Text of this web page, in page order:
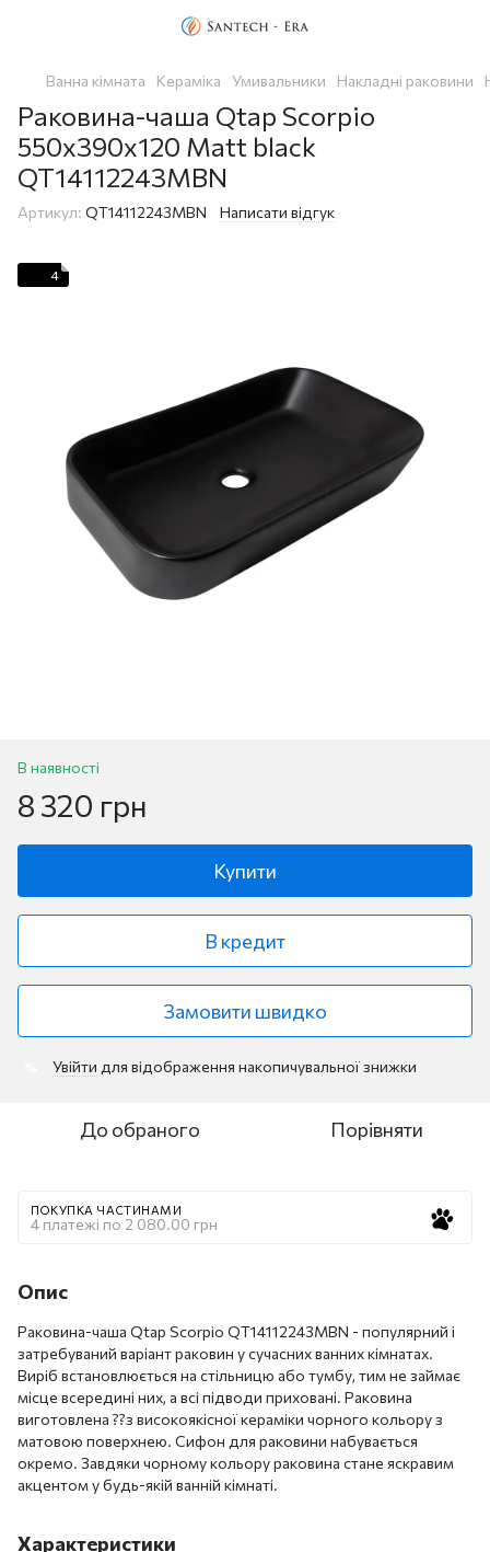
Ванна кімната Кераміка Умивальники Накладні раковини
Раковина-чаша Qtap Scorpio
550х390х120 Matt black
QT14112243MBN
Артикул: QT14112243MBN Написати відгук
4
В наявності
8 320 грн
Купити
В кредит
Замовити швидко
Увійти для відображення накопичувальної знижки
До обраного Порівняти
ПОКУПКА ЧАСТИНАМИ
4 платежі по 2 080.00 грн
Опис
Раковина-чаша Qtap Scorpio QT14112243MBN - популярний і
затребуваний варіант раковин у сучасних ванних кімнатах.
Виріб встановлюється на стільницю або тумбу, тим не займає
місце всередині них, а всі підводи приховані. Раковина
виготовлена ??з високоякісної кераміки чорного кольору з
матовою поверхнею. Сифон для раковини набувається
окремо. Завдяки чорному кольору раковина стане яскравим
акцентом у будь-якій ванній кімнаті.
Характеристики